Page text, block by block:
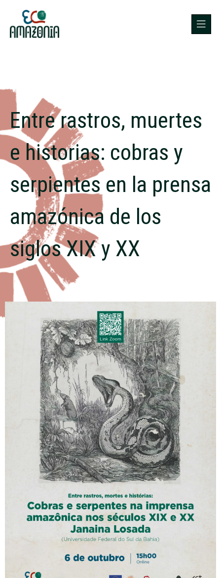
Entre rastros, muertes
e historias: cobras y
serpientes en la prensa
amazónica de los
siglos XIX y XX